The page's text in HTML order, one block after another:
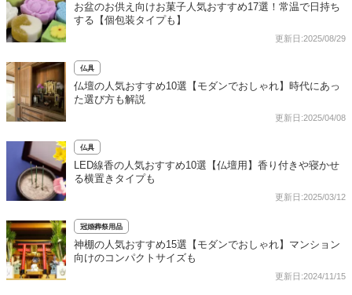
お盆のお供え向けお菓子人気おすすめ17選！常温で日持ち
する【個包装タイプも】
更新日:2025/08/29
仏具
仏壇の人気おすすめ10選【モダンでおしゃれ】時代にあっ
た選び方も解説
更新日:2025/04/08
仏具
LED線香の人気おすすめ10選【仏壇用】香り付きや寝かせ
る横置きタイプも
更新日:2025/03/12
冠婚葬祭用品
神棚の人気おすすめ15選【モダンでおしゃれ】マンション
向けのコンパクトサイズも
更新日:2024/11/15